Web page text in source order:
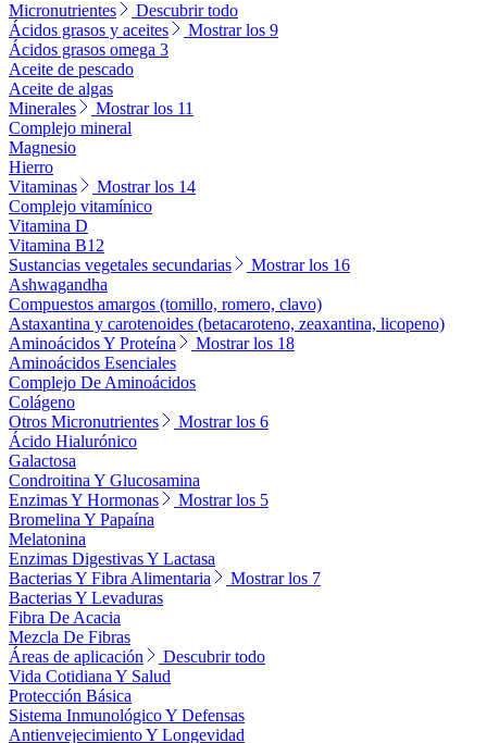
Micronutrientes
Descubrir todo
Ácidos grasos y aceites
Mostrar los 9
Ácidos grasos omega 3
Aceite de pescado
Aceite de algas
Minerales
Mostrar los 11
Complejo mineral
Magnesio
Hierro
Vitaminas
Mostrar los 14
Complejo vitamínico
Vitamina D
Vitamina B12
Sustancias vegetales secundarias
Mostrar los 16
Ashwagandha
Compuestos amargos (tomillo, romero, clavo)
Astaxantina y carotenoides (betacaroteno, zeaxantina, licopeno)
Aminoácidos Y Proteína
Mostrar los 18
Aminoácidos Esenciales
Complejo De Aminoácidos
Colágeno
Otros Micronutrientes
Mostrar los 6
Ácido Hialurónico
Galactosa
Condroitina Y Glucosamina
Enzimas Y Hormonas
Mostrar los 5
Bromelina Y Papaína
Melatonina
Enzimas Digestivas Y Lactasa
Bacterias Y Fibra Alimentaria
Mostrar los 7
Bacterias Y Levaduras
Fibra De Acacia
Mezcla De Fibras
Áreas de aplicación
Descubrir todo
Vida Cotidiana Y Salud
Protección Básica
Sistema Inmunológico Y Defensas
Antienvejecimiento Y Longevidad